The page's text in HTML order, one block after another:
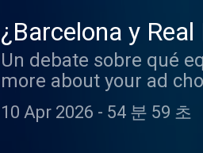
¿Barcelona y
Un debate sobre qué
more about your ad
10 Apr 2026 - 54 분 59 초